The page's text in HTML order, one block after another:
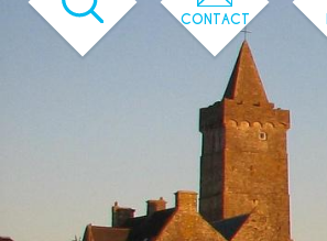
CONTACT